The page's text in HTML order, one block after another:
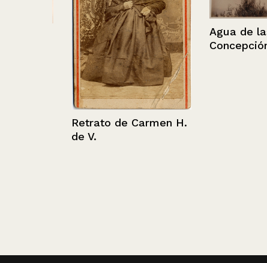
Retrato de Carmen H.
de V.
Agua de las
Concepción